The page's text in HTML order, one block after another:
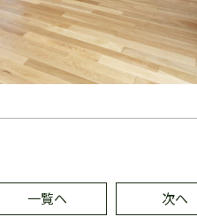
一覧へ 次へ